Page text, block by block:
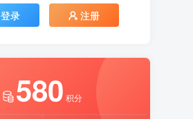
登录 注册
580 积分